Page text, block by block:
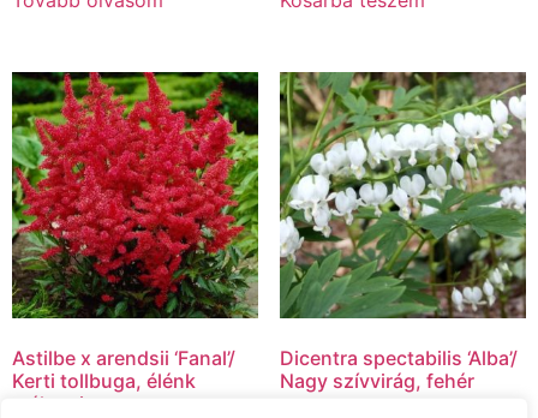
Astilbe x arendsii ‘Fanal’/
Kerti tollbuga, élénk
málnapiros
Dicentra spectabilis ‘Alba’/
Nagy szívvirág, fehér